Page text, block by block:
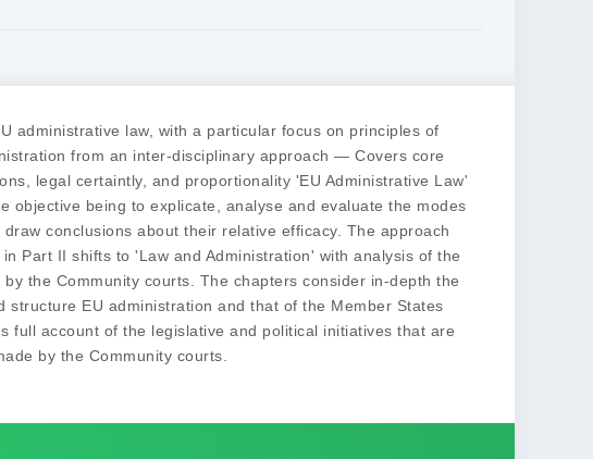
administrative law, with a particular focus on principles of
from an inter-disciplinary approach — Covers core
legal certaintly, and proportionality 'EU Administrative Law'
objective being to explicate, analyse and evaluate the modes
conclusions about their relative efficacy. The approach
Part II shifts to 'Law and Administration' with analysis of the
the Community courts. The chapters consider in-depth the
EU administration and that of the Member States
full account of the legislative and political initiatives that are
by the Community courts.